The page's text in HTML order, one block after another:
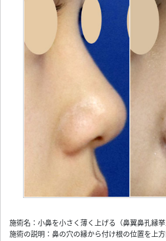
施術名：小鼻を小さく薄く上げる（鼻翼鼻孔縁挙
施術の説明：鼻の穴の縁から付け根の位置を上